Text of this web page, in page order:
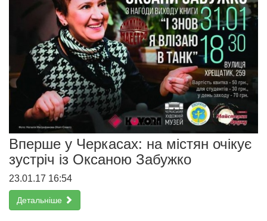
Вперше у Черкасах: на містян очікує
зустріч із Оксаною Забужко
23.01.17 16:54
Детальніше